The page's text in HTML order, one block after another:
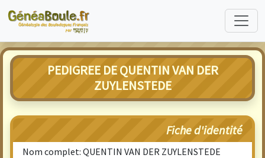
PEDIGREE DE QUENTIN VAN DER
ZUYLENSTEDE
Fiche d'identité
Nom complet: QUENTIN VAN DER ZUYLENSTEDE